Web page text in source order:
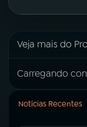
Veja mais do
Carregando
Notícias Recentes